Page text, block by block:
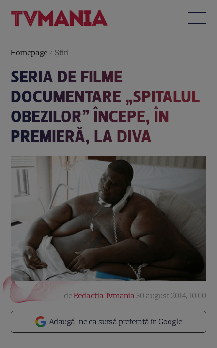
Homepage / Știri
SERIA DE FILME
DOCUMENTARE „SPITALUL
OBEZILOR” ÎNCEPE, ÎN
PREMIERĂ, LA DIVA
Adaugă-ne ca sursă preferată în Google
deRedactia Tvmania 30 august 2014, 10:00